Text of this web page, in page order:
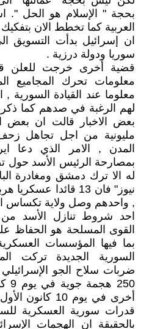
بحجة " الإسلام هو الحل ".
العربية كما تخطط الان
ان إسرائيل بدأت التسويق
سوريا ودولة درزية .
قضية أخرى خرجت للعلن
معلومات تحرك المجاميع
معلوما عند القيادة السورية
لهم الرغبة في صدهم كما ذكره
بعض الاخبار قالت ان بعض
مليونية من اجل تجاهل
المدن , الامر الذي دعا
بمصارحة الرئيس الأسد حول
له الا ترك دمشق ومغادرة
نيوز" فان 13 قائدا
, واحدهم وصل ولاية تكساس
احد شروط تنازل الأسد
القوى المسلحة هو الحفاظ
بما فيها المؤسسات العسكرية
السورية الجديدة تركت
ضربات سلاح الجو
أخرى في يوم 10
قدرات سورية العسكرية
بالحقيقة ان الهجمات